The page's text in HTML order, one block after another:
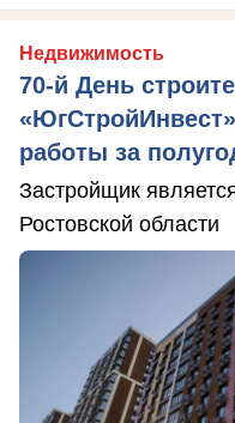
Недвижимость
70-й День
работы за
Застройщик
Ростовской области